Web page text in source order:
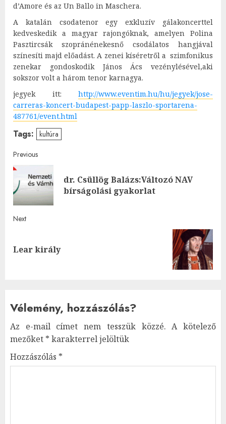
d’Amore és az Un Ballo in Maschera.
A katalán csodatenor egy exkluzív gálakoncerttel
kedveskedik a magyar rajongóknak, amelyen Polina
Pasztircsák szopránénekesnő csodálatos hangjával
színesíti majd előadást. A zenei kíséretről a szimfonikus
zenekar gondoskodik János Ács vezénylésével,aki
sokszor volt a három tenor karnagya.
jegyek itt: http://www.eventim.hu/hu/jegyek/jose-
carreras-koncert-budapest-papp-laszlo-sportarena-
487761/event.html
Tags: kultúra
Post
navigation
Previous
dr. Csüllög Balázs:Változó NAV
bírságolási gyakorlat
Next
Next
Lear király
Vélemény, hozzászólás?
Az e-mail címet nem tesszük közzé. A kötelező
mezőket * karakterrel jelöltük
Hozzászólás *